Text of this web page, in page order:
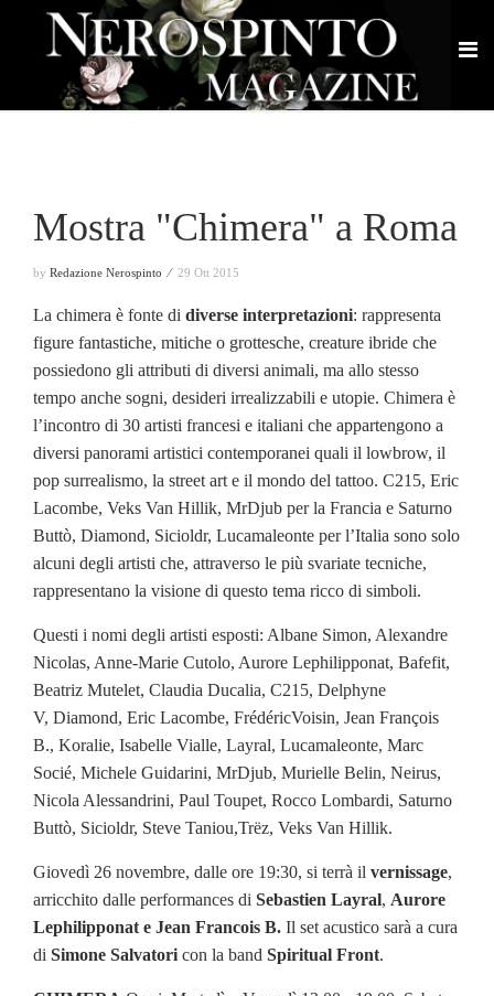
Mostra "Chimera" a Roma
by Redazione Nerospinto ⁄ 29 Ott 2015
La chimera è fonte di diverse interpretazioni: rappresenta
figure fantastiche, mitiche o grottesche, creature ibride che
possiedono gli attributi di diversi animali, ma allo stesso
tempo anche sogni, desideri irrealizzabili e utopie. Chimera è
l’incontro di 30 artisti francesi e italiani che appartengono a
diversi panorami artistici contemporanei quali il lowbrow, il
pop surrealismo, la street art e il mondo del tattoo. C215, Eric
Lacombe, Veks Van Hillik, MrDjub per la Francia e Saturno
Buttò, Diamond, Sicioldr, Lucamaleonte per l’Italia sono solo
alcuni degli artisti che, attraverso le più svariate tecniche,
rappresentano la visione di questo tema ricco di simboli.
Questi i nomi degli artisti esposti: Albane Simon, Alexandre
Nicolas, Anne-Marie Cutolo, Aurore Lephilipponat, Bafefit,
Beatriz Mutelet, Claudia Ducalia, C215, Delphyne
V, Diamond, Eric Lacombe, FrédéricVoisin, Jean François
B., Koralie, Isabelle Vialle, Layral, Lucamaleonte, Marc
Socié, Michele Guidarini, MrDjub, Murielle Belin, Neirus,
Nicola Alessandrini, Paul Toupet, Rocco Lombardi, Saturno
Buttò, Sicioldr, Steve Taniou,Trëz, Veks Van Hillik.
Giovedì 26 novembre, dalle ore 19:30, si terrà il vernissage,
arricchito dalle performances di Sebastien Layral, Aurore
Lephilipponat e Jean Francois B. Il set acustico sarà a cura
di Simone Salvatori con la band Spiritual Front.